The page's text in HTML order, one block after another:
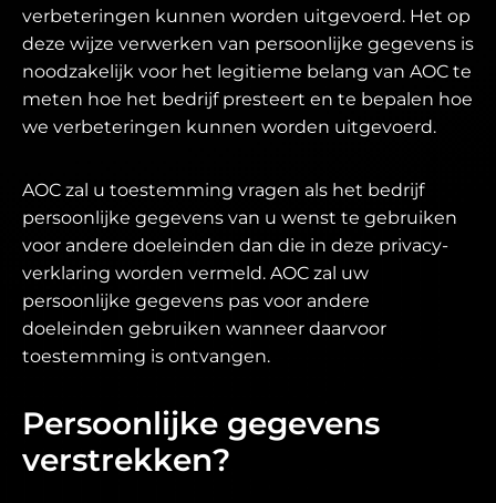
verbeteringen kunnen worden uitgevoerd. Het op
deze wijze verwerken van persoonlijke gegevens is
noodzakelijk voor het legitieme belang van AOC te
meten hoe het bedrijf presteert en te bepalen hoe
we verbeteringen kunnen worden uitgevoerd.
AOC zal u toestemming vragen als het bedrijf
persoonlijke gegevens van u wenst te gebruiken
voor andere doeleinden dan die in deze privacy-
verklaring worden vermeld. AOC zal uw
persoonlijke gegevens pas voor andere
doeleinden gebruiken wanneer daarvoor
toestemming is ontvangen.
Persoonlijke gegevens
verstrekken?